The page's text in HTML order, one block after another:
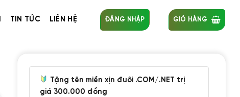
TIN TỨC LIÊN HỆ ĐĂNG NHẬP GIỎ HÀNG
Tặng tên miền xịn đuôi .COM/.NET trị
giá 300.000 đồng